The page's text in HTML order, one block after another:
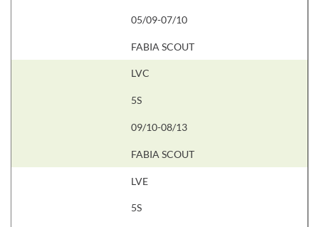
05/09-07/10
FABIA SCOUT
LVC
5S
09/10-08/13
FABIA SCOUT
LVE
5S